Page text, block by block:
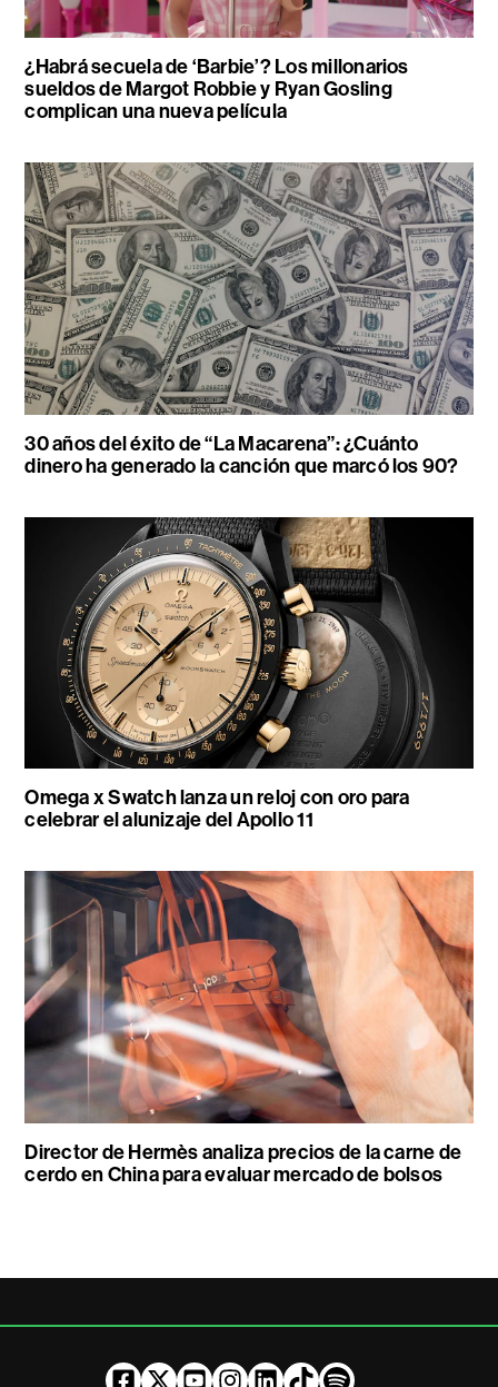
¿Habrá secuela de ‘Barbie’? Los millonarios
sueldos de Margot Robbie y Ryan Gosling
complican una nueva película
30 años del éxito de “La Macarena”: ¿Cuánto
dinero ha generado la canción que marcó los 90?
Omega x Swatch lanza un reloj con oro para
celebrar el alunizaje del Apollo 11
Director de Hermès analiza precios de la carne de
cerdo en China para evaluar mercado de bolsos